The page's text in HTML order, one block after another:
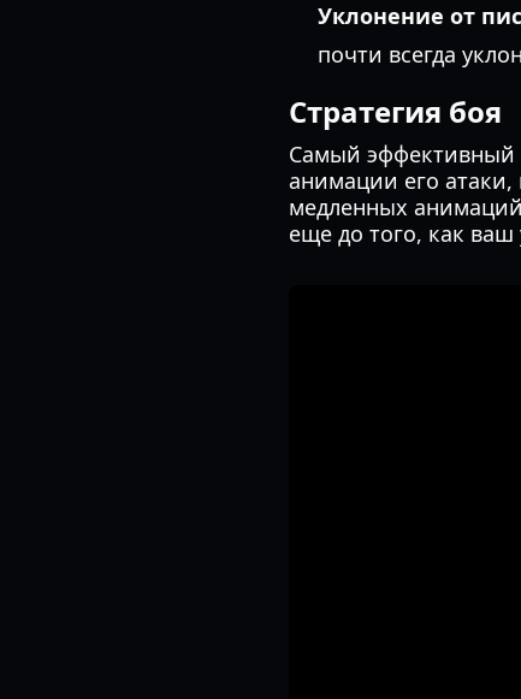
Уклонение от
почти всегда
Стратегия боя
Самый эффективный
анимации его атаки,
медленных анимаций
еще до того, как ваш